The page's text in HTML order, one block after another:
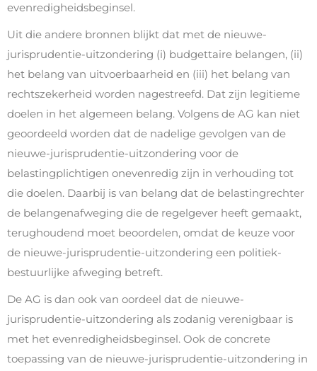
evenredigheidsbeginsel.
Uit die andere bronnen blijkt dat met de nieuwe-
jurisprudentie-uitzondering (i) budgettaire belangen, (ii)
het belang van uitvoerbaarheid en (iii) het belang van
rechtszekerheid worden nagestreefd. Dat zijn legitieme
doelen in het algemeen belang. Volgens de AG kan niet
geoordeeld worden dat de nadelige gevolgen van de
nieuwe-jurisprudentie-uitzondering voor de
belastingplichtigen onevenredig zijn in verhouding tot
die doelen. Daarbij is van belang dat de belastingrechter
de belangenafweging die de regelgever heeft gemaakt,
terughoudend moet beoordelen, omdat de keuze voor
de nieuwe-jurisprudentie-uitzondering een politiek-
bestuurlijke afweging betreft.
De AG is dan ook van oordeel dat de nieuwe-
jurisprudentie-uitzondering als zodanig verenigbaar is
met het evenredigheidsbeginsel. Ook de concrete
toepassing van de nieuwe-jurisprudentie-uitzondering in